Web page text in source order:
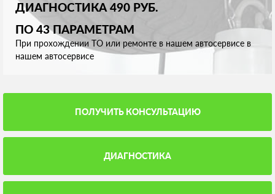
ДИАГНОСТИКА 490 РУБ.
ПО 43 ПАРАМЕТРАМ
При прохождении ТО или ремонте в нашем автосервисе в
нашем автосервисе
ПОЛУЧИТЬ КОНСУЛЬТАЦИЮ
ДИАГНОСТИКА